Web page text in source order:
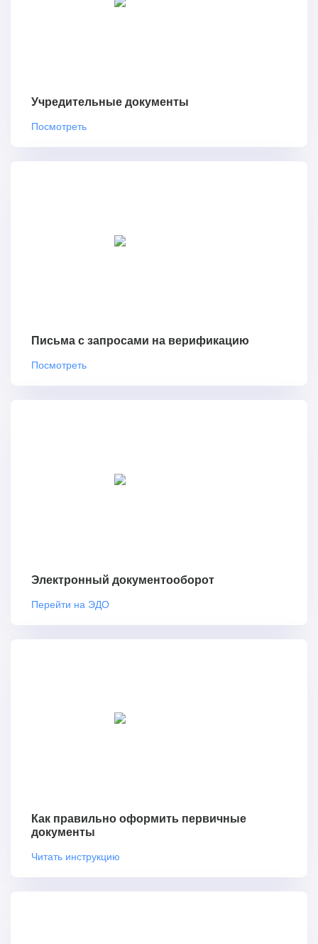
Учредительные документы
Посмотреть
Письма с запросами на верификацию
Посмотреть
Электронный документооборот
Перейти на ЭДО
Как правильно оформить первичные
документы
Читать инструкцию